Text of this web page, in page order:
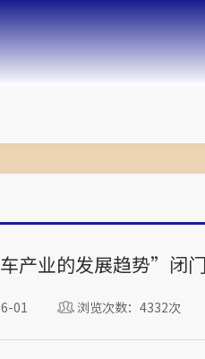
产业的发展趋势”闭
01 浏览次数：4332次